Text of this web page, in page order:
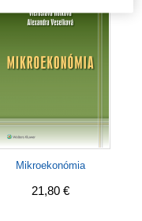
Mikroekonómia
21,80 €